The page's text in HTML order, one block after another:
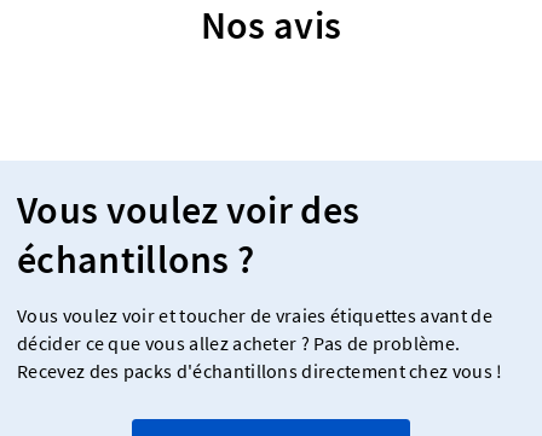
Nos avis
Vous voulez voir des
échantillons ?
Vous voulez voir et toucher de vraies étiquettes avant de
décider ce que vous allez acheter ? Pas de problème.
Recevez des packs d'échantillons directement chez vous !